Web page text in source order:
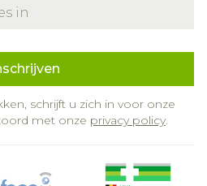
schrijft u zich in voor onze
met onze privacy policy.